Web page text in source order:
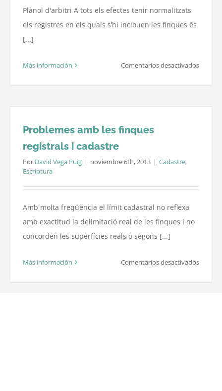
Plànol d'arbitri A tots els efectes tenir normalitzats
els registres en els quals s’hi inclouen les finques és
[...]
Más información Comentarios desactivadosen
Problemes amb les finques
registrals i cadastre
Por David Vega Puig | noviembre 6th, 2013 | Cadastre,
Escriptura
Amb molta freqüència el límit cadastral no reflexa
amb exactitud la delimitació real de les finques i no
concorden les superfícies reals o segons [...]
Más información Comentarios desactivadosen